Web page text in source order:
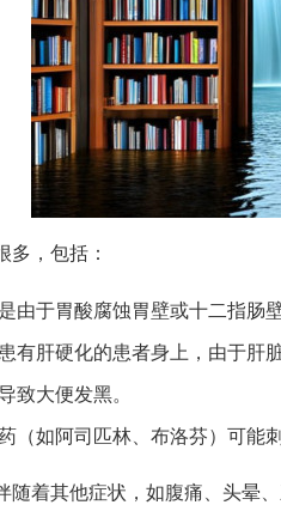
多，包括：
由于胃酸腐蚀胃壁或十二指肠
有肝硬化的患者身上，由于肝
致大便发黑。
（如阿司匹林、布洛芬）可能
着其他症状，如腹痛、头晕